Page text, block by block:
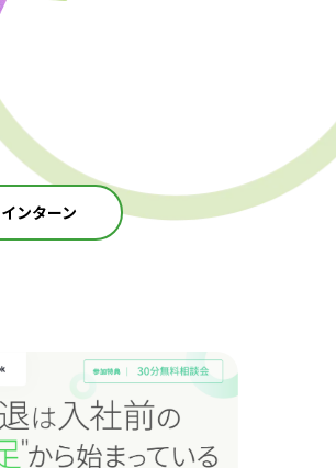
インターン